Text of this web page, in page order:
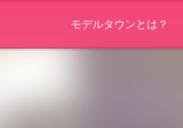
モデルタウンとは？